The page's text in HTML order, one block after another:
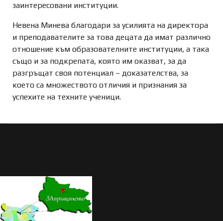
заинтересовани институции.
Невена Минева благодари за усилията на директора
и преподавателите за това децата да имат различно
отношение към образователните институции, а така
също и за подкрепата, която им оказват, за да
разгръщат своя потенциал – доказателства, за
което са множеството отличия и признания за
успехите на техните ученици.